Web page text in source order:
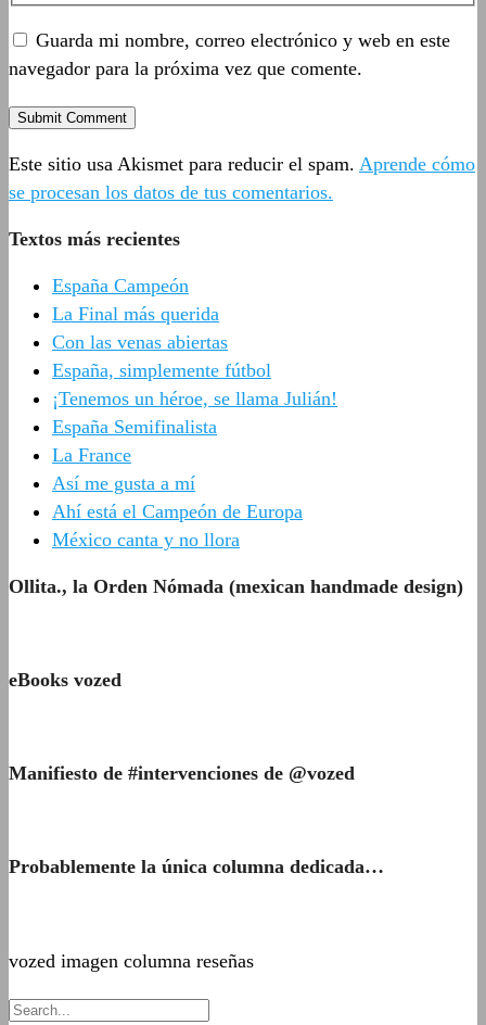
Guarda mi nombre, correo electrónico y web en este
navegador para la próxima vez que comente.
Este sitio usa Akismet para reducir el spam. Aprende cómo
se procesan los datos de tus comentarios.
Textos más recientes
España Campeón
La Final más querida
Con las venas abiertas
España, simplemente fútbol
¡Tenemos un héroe, se llama Julián!
España Semifinalista
La France
Así me gusta a mí
Ahí está el Campeón de Europa
México canta y no llora
Ollita., la Orden Nómada (mexican handmade design)
eBooks vozed
Manifiesto de #intervenciones de @vozed
Probablemente la única columna dedicada…
vozed imagen columna reseñas